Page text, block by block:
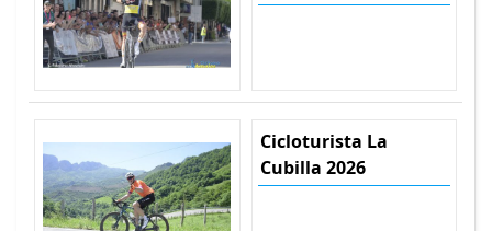
Cicloturista La
Cubilla 2026